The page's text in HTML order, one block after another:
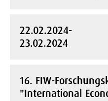
22.02.2024-
23.02.2024
16. FIW-
"International